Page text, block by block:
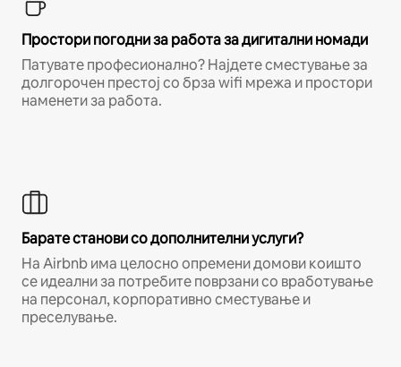
Простори погодни за работа за дигитални номади
Патувате професионално? Најдете сместување за
долгорочен престој со брза wifi мрежа и простори
наменети за работа.
Барате станови со дополнителни услуги?
На Airbnb има целосно опремени домови коишто
се идеални за потребите поврзани со вработување
на персонал, корпоративно сместување и
преселување.